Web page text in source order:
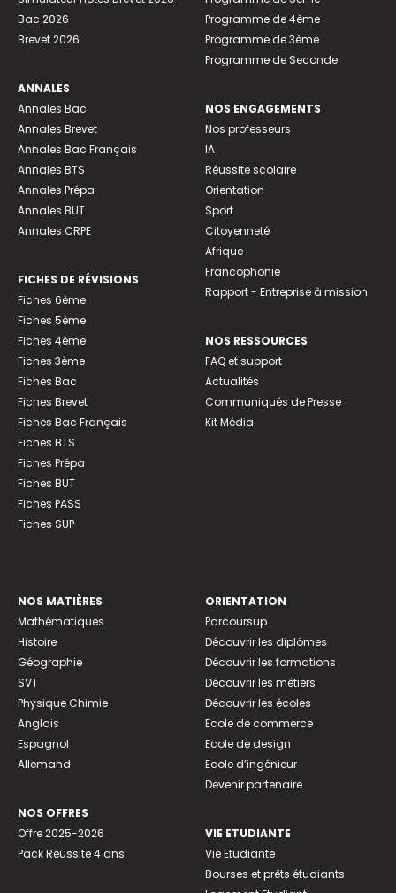
Bac 2026
Brevet 2026
ANNALES
Annales Bac
Annales Brevet
Annales Bac Français
Annales BTS
Annales Prépa
Annales BUT
Annales CRPE
FICHES DE RÉVISIONS
Fiches 6ème
Fiches 5ème
Fiches 4ème
Fiches 3ème
Fiches Bac
Fiches Brevet
Fiches Bac Français
Fiches BTS
Fiches Prépa
Fiches BUT
Fiches PASS
Fiches SUP
Programme de 4ème
Programme de 3ème
Programme de Seconde
NOS ENGAGEMENTS
Nos professeurs
IA
Réussite scolaire
Orientation
Sport
Citoyenneté
Afrique
Francophonie
Rapport - Entreprise à mission
NOS RESSOURCES
FAQ et support
Actualités
Communiqués de Presse
Kit Média
NOS MATIÈRES
Mathématiques
Histoire
Géographie
SVT
Physique Chimie
Anglais
Espagnol
Allemand
NOS OFFRES
Offre 2025-2026
Pack Réussite 4 ans
ORIENTATION
Parcoursup
Découvrir les diplômes
Découvrir les formations
Découvrir les métiers
Découvrir les écoles
Ecole de commerce
Ecole de design
Ecole d’ingénieur
Devenir partenaire
VIE ETUDIANTE
Vie Etudiante
Bourses et prêts étudiants